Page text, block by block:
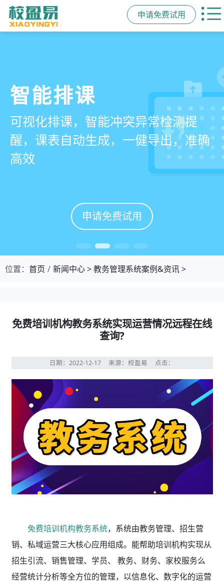
申请免费试用
管学校，用校盈易
培训机构教务管理系
统
有效提升运营管理效率45%
申请免费试用
智能排课
可视化排课，智能冲突异常检测提
醒，课表自动生成，一健导出，准确
高效
申请免费试用
课时统计
学员签到同步扣减课时，老师带课量
自动统计、汇总，数据清晰可查免扯
皮
申请免费试用
家校互动
一部手机链接教师、学员、家长，沟
通互动零距离，服务贴心铸口碑促续
费
申请免费试用
位置： 首页 新闻中心>教务管理系统案例&资讯>
免费培训机构教务系统实现运营情况远程在线
查询?
日期：2022-12-17 来源：校盈易 点击：
免费培训机构教务系统，系统由教务管理、招生营
销、私域运营三大核心应用组成。能帮助培训机构实现从
招生引流、销售管理、学员、 教务、财务、家校服务么
经营统计分析等全方位的管理，以信息化、数字化的运营